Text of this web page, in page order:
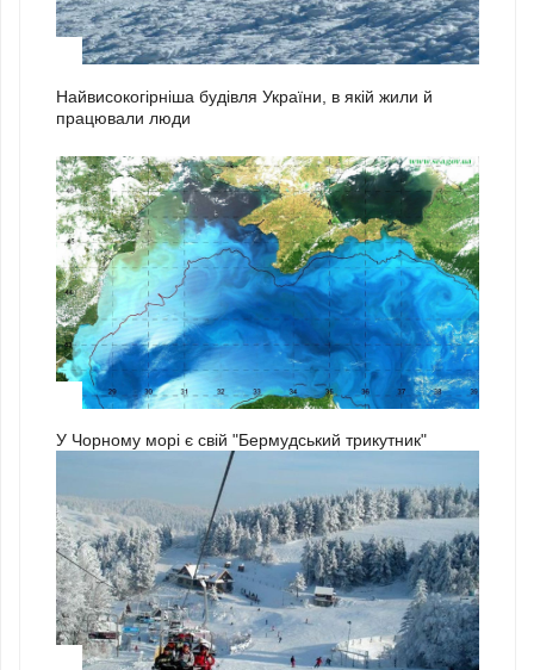
Найвисокогірніша будівля України, в якій жили й
працювали люди
У Чорному морі є свій "Бермудський трикутник"